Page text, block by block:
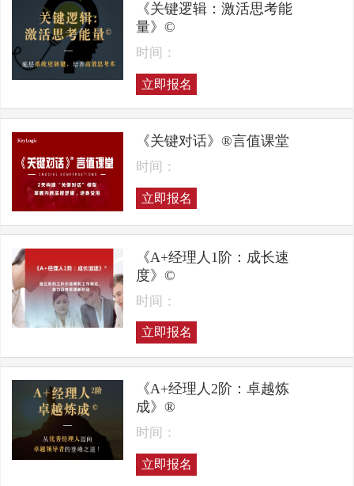
《关键逻辑：激活思考能
量》©
时间：
立即报名
《关键对话》®言值课堂
时间：
立即报名
《A+经理人1阶：成长速
度》©
时间：
立即报名
《A+经理人2阶：卓越炼
成》®
时间：
立即报名